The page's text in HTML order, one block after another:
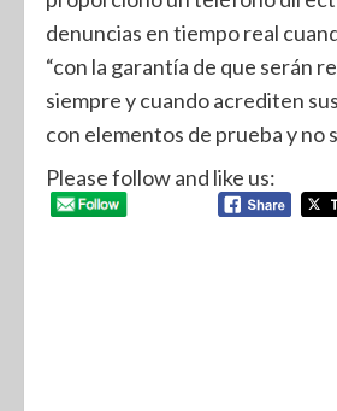
denuncias en tiempo real
“con la garantía de que serán
siempre y cuando acrediten
con elementos de prueba y no
Please follow and like us: